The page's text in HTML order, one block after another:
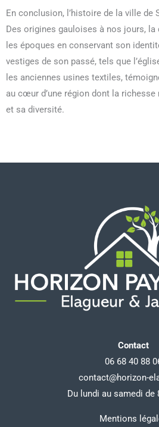
En conclusion, l’histoire de la ville de
Des origines gauloises à nos jours,
les époques en conservant son
vestiges de son passé, tels que
les anciennes usines textiles,
au cœur d’une région dont la
et sa diversité.
Contact
06 68 40 88
contact@horizon-
Du lundi au samedi de
Mentions